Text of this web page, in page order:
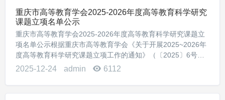
重庆市高等教育学会2025-2026年度高等教育科学研究
课题立项名单公示
重庆市高等教育学会2025-2026年度高等教育科学研究课题立
项名单公示根据重庆市高等教育学会《关于开展2025~2026年
度高等教育科学研究课题立项工作的通知》（〔2025〕6号）
的工作安排，经学校推荐报送、学会组织专家评审和学术委员
2025-12-24 admin 6112